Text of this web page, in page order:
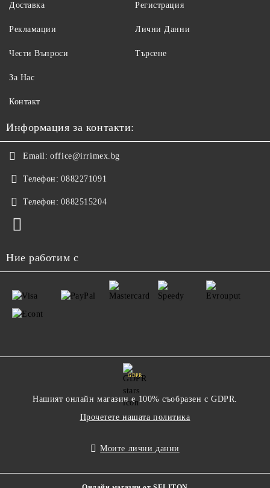
Доставка
Рекламации
Чести Въпроси
Регистрация
Лични Данни
Търсене
За Нас
Контакт
Информация за контакти:
Email: office@irrimex.bg
Телефон: 0882271091
Телефон: 0882515204
Ние работим с
GDPR
Нашият онлайн магазин е 100% съобразен с GDPR.
Прочетете нашата политика
Моите лични данни